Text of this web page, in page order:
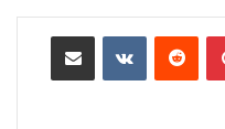
بينتيريست
مشاركة عبر البريد